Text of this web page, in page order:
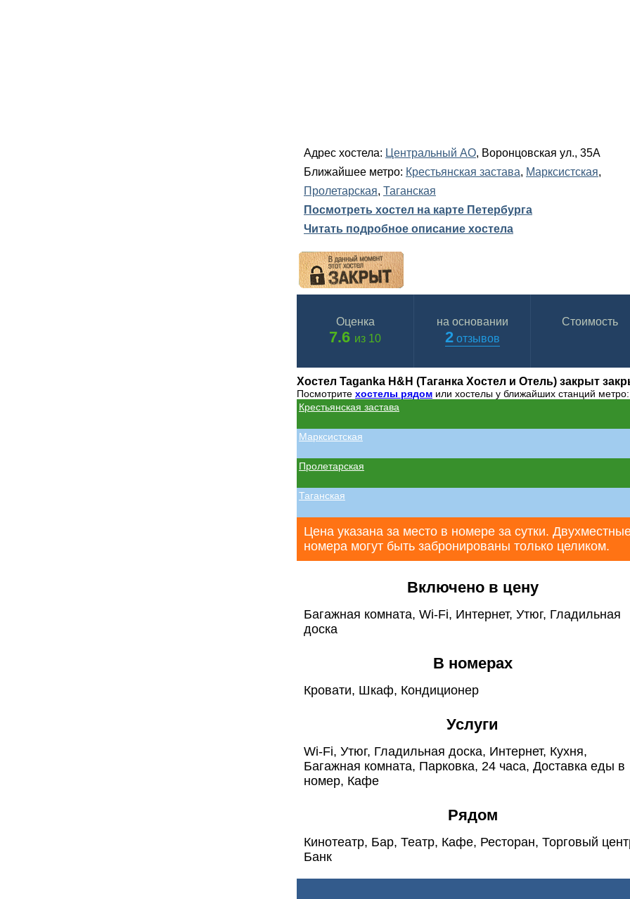
Адрес хостела: Центральный АО, Воронцовская ул., 35А
Ближайшее метро: Крестьянская застава, Марксистская,
Пролетарская, Таганская
Посмотреть хостел на карте Петербурга
Читать подробное описание хостела
Оценка
7.6 из 10
на основании
2отзывов
Стоимость
Хостел Taganka H&H (Таганка Хостел и Отель) закрыт
Посмотрите хостелы рядом или хостелы у ближайших станций метро:
Крестьянская застава
Марксистская
Пролетарская
Таганская
Цена указана за место в номере за сутки.
номера могут быть забронированы только целиком.
Включено в цену
Багажная комната, Wi-Fi, Интернет, Утюг, Гладильная
доска
В номерах
Кровати, Шкаф, Кондиционер
Услуги
Wi-Fi, Утюг, Гладильная доска, Интернет, Кухня,
Багажная комната, Парковка, 24 часа, Доставка еды в
номер, Кафе
Рядом
Кинотеатр, Бар, Театр, Кафе, Ресторан, Торговый
Банк